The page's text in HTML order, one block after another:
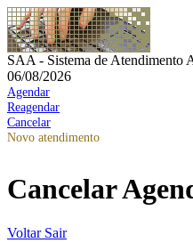
SAA - Sistema de Atendimento
06/08/2026
Agendar
Reagendar
Cancelar
Novo atendimento
Cancelar
Voltar Sair